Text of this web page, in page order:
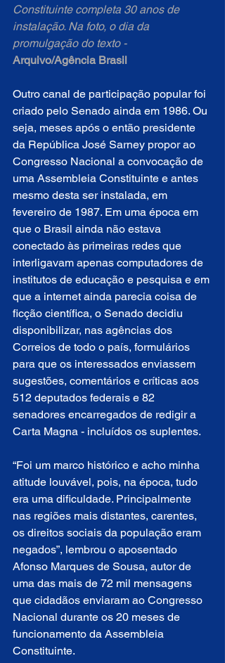
Constituinte completa 30 anos de
instalação. Na foto, o dia da
promulgação do texto -
Arquivo/Agência Brasil
Outro canal de participação popular foi
criado pelo Senado ainda em 1986. Ou
seja, meses após o então presidente
da República José Sarney propor ao
Congresso Nacional a convocação de
uma Assembleia Constituinte e antes
mesmo desta ser instalada, em
fevereiro de 1987. Em uma época em
que o Brasil ainda não estava
conectado às primeiras redes que
interligavam apenas computadores de
institutos de educação e pesquisa e em
que a internet ainda parecia coisa de
ficção científica, o Senado decidiu
disponibilizar, nas agências dos
Correios de todo o país, formulários
para que os interessados enviassem
sugestões, comentários e críticas aos
512 deputados federais e 82
senadores encarregados de redigir a
Carta Magna - incluídos os suplentes.
“Foi um marco histórico e acho minha
atitude louvável, pois, na época, tudo
era uma dificuldade. Principalmente
nas regiões mais distantes, carentes,
os direitos sociais da população eram
negados”, lembrou o aposentado
Afonso Marques de Sousa, autor de
uma das mais de 72 mil mensagens
que cidadãos enviaram ao Congresso
Nacional durante os 20 meses de
funcionamento da Assembleia
Constituinte.